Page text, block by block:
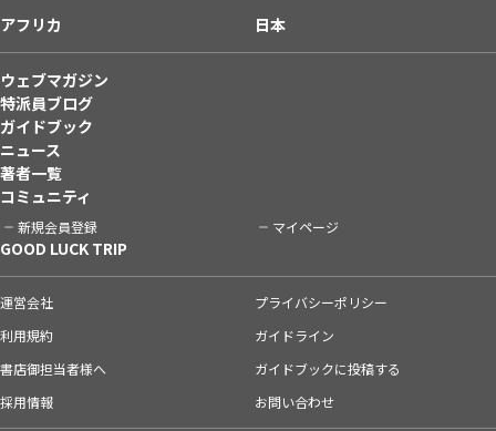
アフリカ
日本
ウェブマガジン
特派員ブログ
ガイドブック
ニュース
著者一覧
コミュニティ
新規会員登録 マイページ
GOOD LUCK TRIP
運営会社
プライバシーポリシー
利用規約
ガイドライン
書店御担当者様へ
ガイドブックに投稿する
採用情報
お問い合わせ